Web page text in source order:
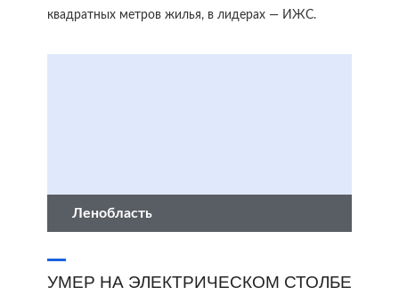
квадратных метров жилья, в лидерах ― ИЖС.
Ленобласть
УМЕР НА ЭЛЕКТРИЧЕСКОМ СТОЛБЕ